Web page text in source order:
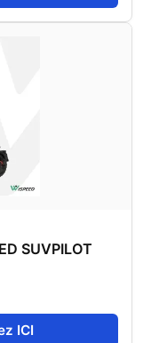
SUVPILOT
ICI